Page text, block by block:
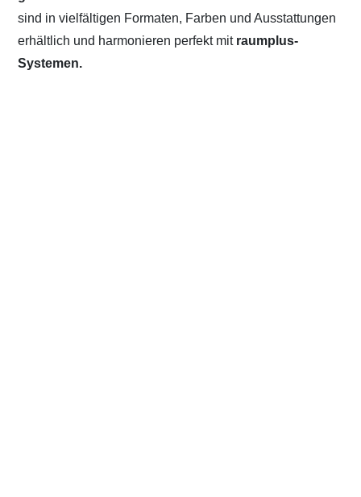
sind in vielfältigen Formaten, Farben und Ausstattungen
erhältlich und harmonieren perfekt mit raumplus-
Systemen.